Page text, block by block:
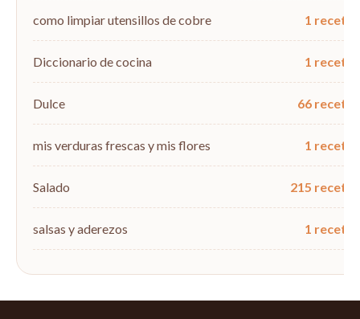
como limpiar utensillos de cobre 1 recetas
Diccionario de cocina 1 recetas
Dulce 66 recetas
mis verduras frescas y mis flores 1 recetas
Salado 215 recetas
salsas y aderezos 1 recetas